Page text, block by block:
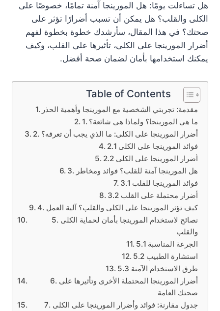
هل تساءلت يومًا: هل المورينجا آمنة تمامًا، خصوصًا على
الكلى والقلب؟ هل يمكن أن تسبب أضرارًا تؤثر على
صحتك؟ في هذا المقال، سأرشدك خطوة بخطوة لفهم
أضرار المورينجا على الكلى، تأثيرها على القلب، وكيف
يمكنك استخدامها بأمان لضمان صحة أفضل.
Table of Contents
مقدمة: تجربتي الشخصية مع المورينجا وأهمية الحذر
1. ما هي المورينجا؟ ولماذا هي شائعة؟
2. أضرار المورينجا على الكلى: ما الذي يجب أن تعرفه؟
2.1 فوائد المورينجا على الكلى
2.2 أضرار المورينجا على الكلى
3. هل المورينجا آمنة للقلب؟ فوائد ومخاطر
3.1 فوائد المورينجا للقلب
3.2 أضرار محتملة على القلب
4. كيف تؤثر المورينجا على الكلى والقلب؟ آلية العمل
5. نصائح لاستخدام المورينجا بأمان لحماية الكلى
والقلب
5.1 الجرعة المناسبة
5.2 استشارة الطبيب
5.3 طرق الاستخدام الآمنة
6. أضرار المورينجا المحتملة الأخرى وتأثيرها على
صحتك العامة
7. جدول مقارنة: فوائد وأضرار المورينجا على الكلى